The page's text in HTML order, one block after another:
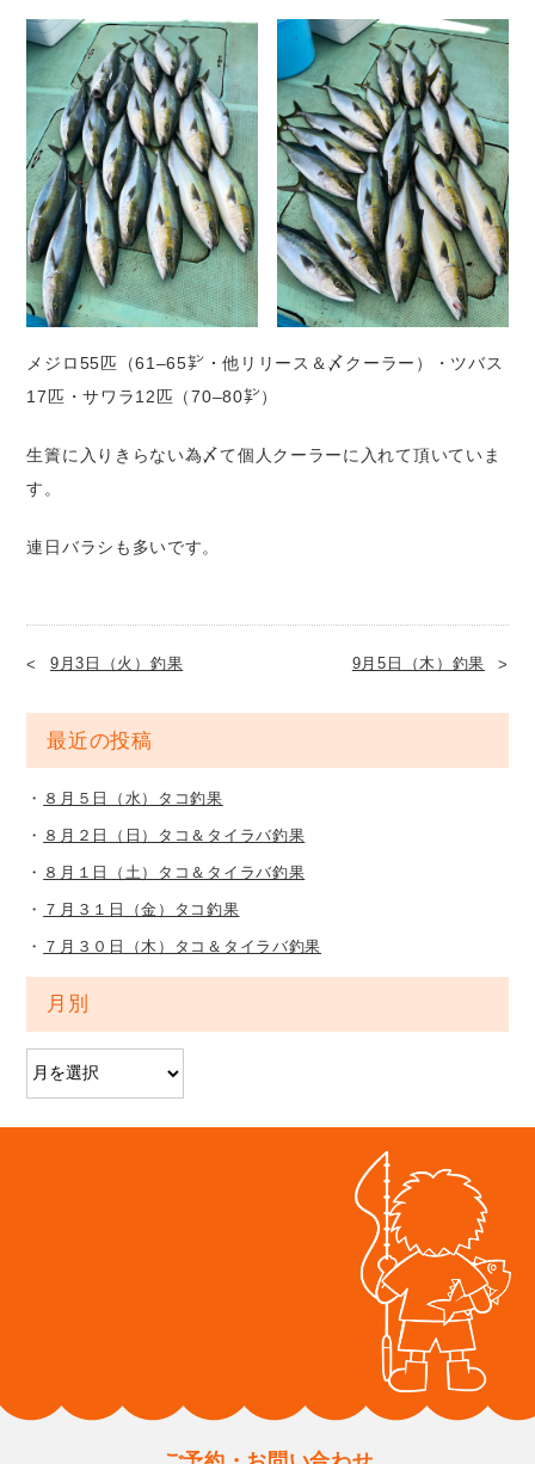
メジロ55匹（61–65㌢・他リリース＆〆クーラー）・ツバス
17匹・サワラ12匹（70–80㌢）
生簀に入りきらない為〆て個人クーラーに入れて頂いていま
す。
連日バラシも多いです。
9月3日（火）釣果 9月5日（木）釣果
最近の投稿
８月５日（水）タコ釣果
８月２日（日）タコ＆タイラバ釣果
８月１日（土）タコ＆タイラバ釣果
７月３１日（金）タコ釣果
７月３０日（木）タコ＆タイラバ釣果
月別